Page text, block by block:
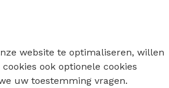
website te optimaliseren, willen
ook optionele cookies
uw toestemming vragen.